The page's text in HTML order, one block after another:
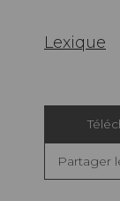
Lexique
Partager